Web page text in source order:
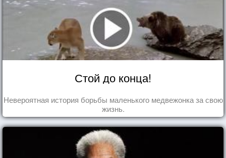
Стой до конца!
Невероятная история борьбы маленького медвежонка за свою
жизнь.